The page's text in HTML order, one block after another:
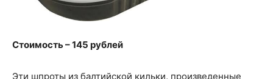
Стоимость – 145 рублей
Эти шпроты из балтийской кильки, произведенные